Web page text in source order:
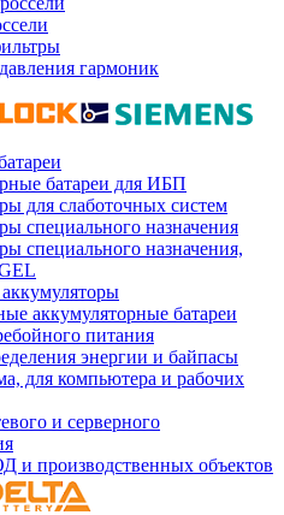
гармоник
батареи для ИБП
для слаботочных систем
специального назначения
специального назначения,
аккумуляторные батареи
питания
энергии и байпасы
для компьютера и рабочих
и серверного
и производственных объектов